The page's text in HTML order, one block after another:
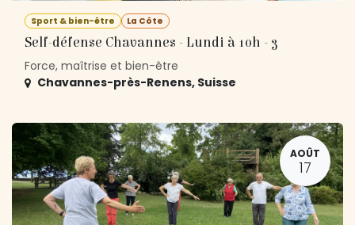
Sport & bien-être La Côte
Self-défense Chavannes - Lundi à 10h - 3
Force, maîtrise et bien-être
Chavannes-près-Renens, Suisse
AOÛT
17